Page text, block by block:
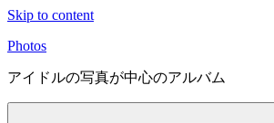
Skip to content
Photos
アイドルの写真が中心のアルバム